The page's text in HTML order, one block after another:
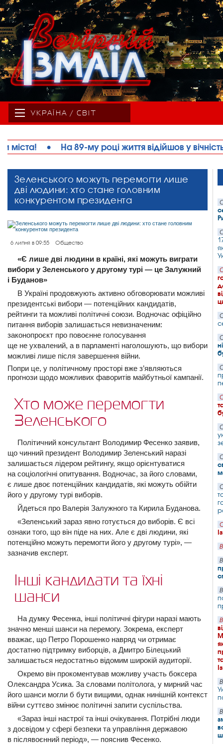
УКРАЇНА / СВІТ
відійшов у вічність Михайло Миколайович
Зеленського можуть перемогти лише
дві людини: хто стане головним
конкурентом президента
6 липня в 09:55 Общество
«Є лише дві людини в країні, які можуть виграти
вибори у Зеленського у другому турі — це Залужний
і Буданов»
В Україні продовжують активно обговорювати можливі
президентські вибори — потенційних кандидатів,
рейтинги та можливі політичні союзи. Водночас офіційно
питання виборів залишається невизначеним:
законопроєкт про повоєнне голосування
ще не ухвалений, а в парламенті наголошують, що вибори
можливі лише після завершення війни.
Попри це, у політичному просторі вже з’являються
прогнози щодо можливих фаворитів майбутньої кампанії.
Хто може перемогти
Зеленського
Політичний консультант Володимир Фесенко заявив,
що чинний президент Володимир Зеленський наразі
залишається лідером рейтингу, якщо орієнтуватися
на соціологічні опитування. Водночас, за його словами,
є лише двоє потенційних кандидатів, які можуть обійти
його у другому турі виборів.
Йдеться про Валерія Залужного та Кирила Буданова.
«Зеленський зараз явно готується до виборів. Є всі
ознаки того, що він піде на них. Але є дві людини, які
потенційно можуть перемогти його у другому турі», —
зазначив експерт.
Інші кандидати та їхні
шанси
На думку Фесенка, інші політичні фігури наразі мають
значно менші шанси на перемогу. Зокрема, експерт
вважає, що Петро Порошенко навряд чи отримає
достатню підтримку виборців, а Дмитро Білецький
залишається недостатньо відомим широкій аудиторії.
Окремо він прокоментував можливу участь боксера
Олександра Усика. За словами політолога, у мирний час
його шанси могли б бути вищими, однак нинішній контекст
війни суттєво змінює політичні запити суспільства.
«Зараз інші настрої та інші очікування. Потрібні люди
з досвідом у сфері безпеки та управління державою
в післявоєнний період», — пояснив Фесенко.